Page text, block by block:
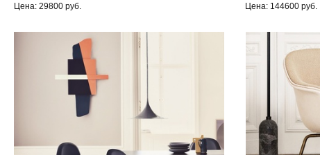
Цена: 29800 руб.
Цена: 144600 руб.